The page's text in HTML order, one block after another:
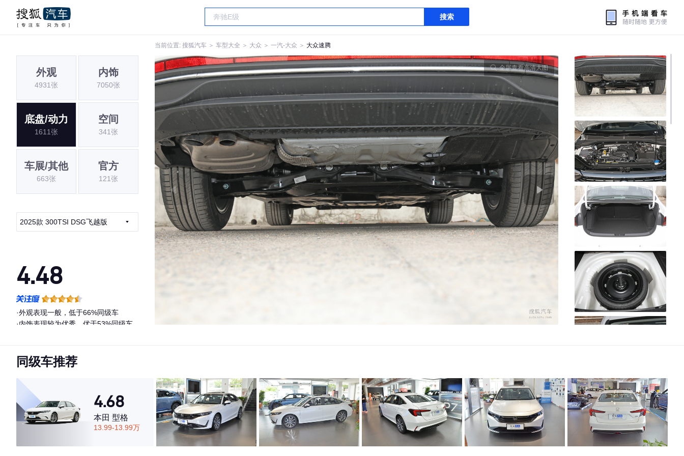
搜索
当前位置: 搜狐汽车 ＞ 车型大全 ＞ 大众 ＞ 一汽-大众 ＞ 大众速腾
外观
4931张
内饰
7050张
底盘/动力
1611张
空间
341张
车展/其他
663张
官方
121张
2025款 300TSI DSG飞越版
4.48
·外观表现一般，低于66%同级车
·内饰表现较为优秀，优于53%同级车
全屏查看高清大图
同级车推荐
4.68
本田 型格
13.99-13.99万